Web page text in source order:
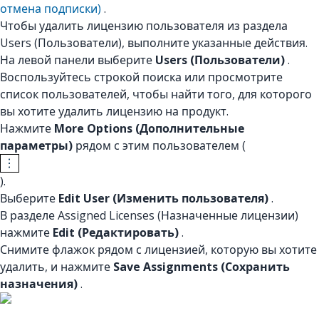
отмена подписки) .
Чтобы удалить лицензию пользователя из раздела
Users (Пользователи), выполните указанные действия.
На левой панели выберите Users (Пользователи).
Воспользуйтесь строкой поиска или просмотрите
список пользователей, чтобы найти того, для которого
вы хотите удалить лицензию на продукт.
Нажмите More Options (Дополнительные
параметры) рядом с этим пользователем (
).
Выберите Edit User (Изменить пользователя).
В разделе Assigned Licenses (Назначенные лицензии)
нажмите Edit (Редактировать).
Снимите флажок рядом с лицензией, которую вы хотите
удалить, и нажмите Save Assignments (Сохранить
назначения).